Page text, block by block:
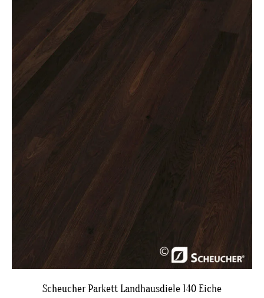
DETAILS
Scheucher Parkett Landhausdiele 140 Eiche